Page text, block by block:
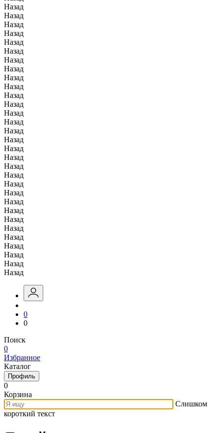
Назад
Назад
Назад
Назад
Назад
Назад
Назад
Назад
Назад
Назад
Назад
Назад
Назад
Назад
Назад
Назад
Назад
Назад
Назад
Назад
Назад
Назад
Назад
Назад
Назад
Назад
Назад
Назад
Назад
Назад
Назад
0
0
Поиск
0
Избранное
Каталог
Профиль
0
Корзина
Слишком
короткий текст